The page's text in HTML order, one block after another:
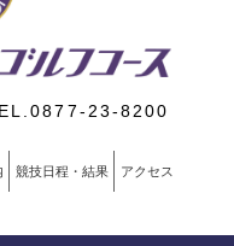
23-8200
競技日程・結果 アクセス